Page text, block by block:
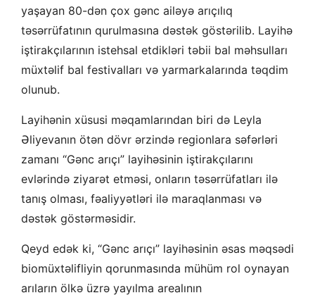
yaşayan 80-dən çox gənc ailəyə arıçılıq
təsərrüfatının qurulmasına dəstək göstərilib. Layihə
iştirakçılarının istehsal etdikləri təbii bal məhsulları
müxtəlif bal festivalları və yarmarkalarında təqdim
olunub.
Layihənin xüsusi məqamlarından biri də Leyla
Əliyevanın ötən dövr ərzində regionlara səfərləri
zamanı “Gənc arıçı” layihəsinin iştirakçılarını
evlərində ziyarət etməsi, onların təsərrüfatları ilə
tanış olması, fəaliyyətləri ilə maraqlanması və
dəstək göstərməsidir.
Qeyd edək ki, “Gənc arıçı” layihəsinin əsas məqsədi
biomüxtəlifliyin qorunmasında mühüm rol oynayan
arıların ölkə üzrə yayılma arealının